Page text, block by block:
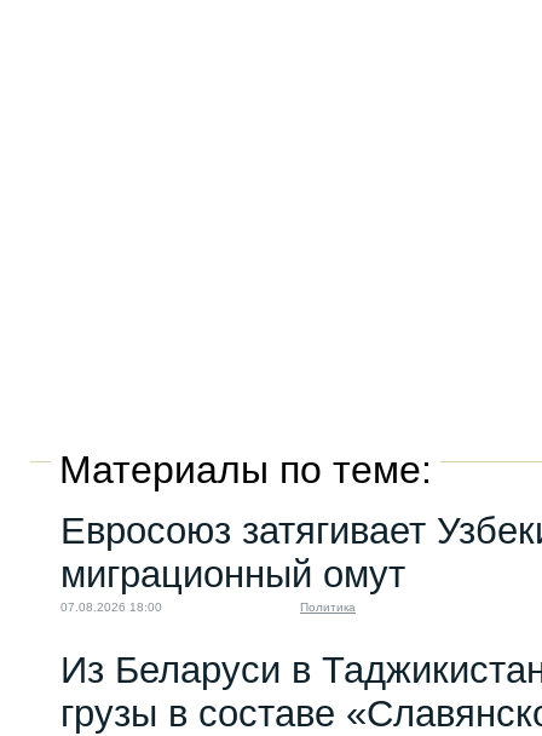
Материалы по теме:
Евросоюз затягивает
миграционный омут
07.08.2026 18:00 Политика
Из Беларуси в
грузы в составе